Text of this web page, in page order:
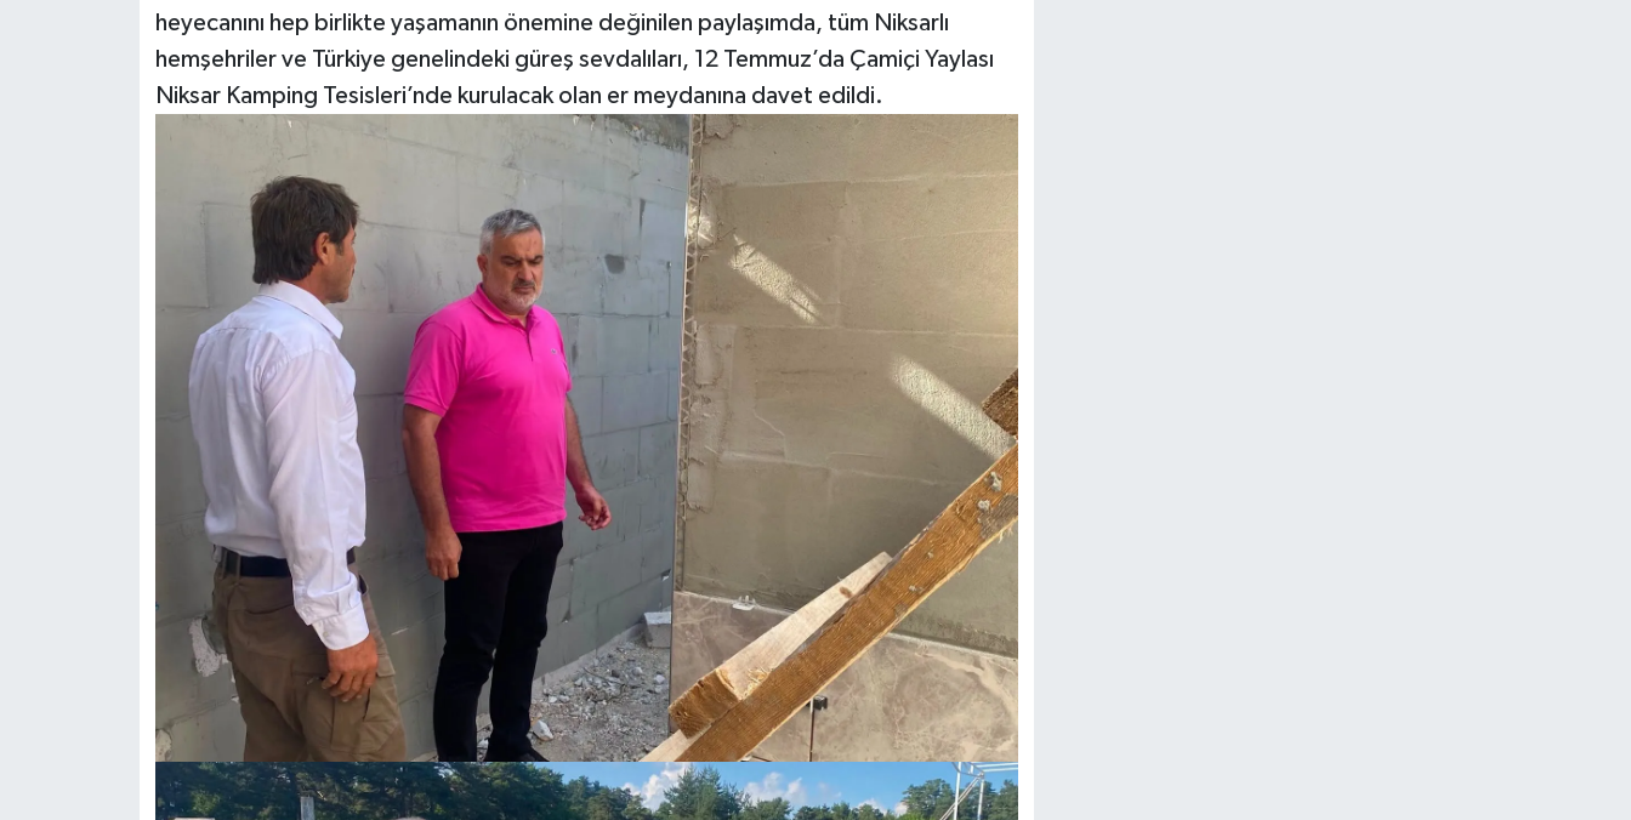
heyecanını hep birlikte yaşamanın önemine değinilen paylaşımda, tüm Niksarlı
hemşehriler ve Türkiye genelindeki güreş sevdalıları, 12 Temmuz’da Çamiçi Yaylası
Niksar Kamping Tesisleri’nde kurulacak olan er meydanına davet edildi.